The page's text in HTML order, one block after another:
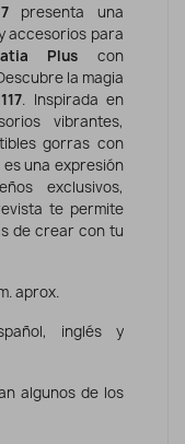
presenta una
accesorios para
Plus con
la magia
. Inspirada en
vibrantes,
gorras con
una expresión
exclusivos,
te permite
de crear con tu
aprox.
inglés y
algunos de los